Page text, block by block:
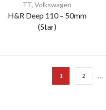
TT,Volkswagen
H&R Deep 110 – 50mm
(Star)
1 2 …